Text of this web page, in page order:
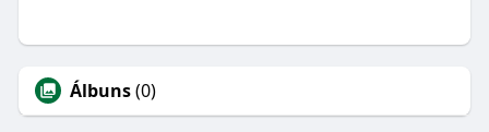
Álbuns(0)